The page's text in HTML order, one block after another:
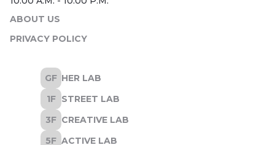
ABOUT US
PRIVACY POLICY